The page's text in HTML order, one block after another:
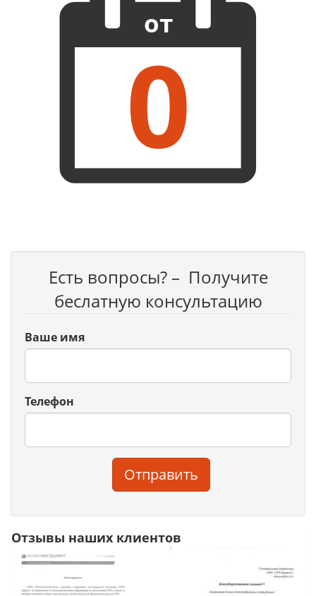
от
0
Есть вопросы? – Получите
беслатную консультацию
Ваше имя
Телефон
Отправить
Отзывы наших клиентов